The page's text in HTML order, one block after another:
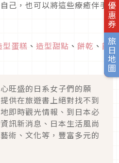
旅日地圖
己，也可以將這些療癒伴手
型蛋糕 、 造型甜點 、 餅乾 、 饅
旺盛的日系女子們的願
供在旅遊書上絕對找不到
即時觀光情報、到日本必
訊新消息、日本生活風尚
術、文化等，豐富多元的